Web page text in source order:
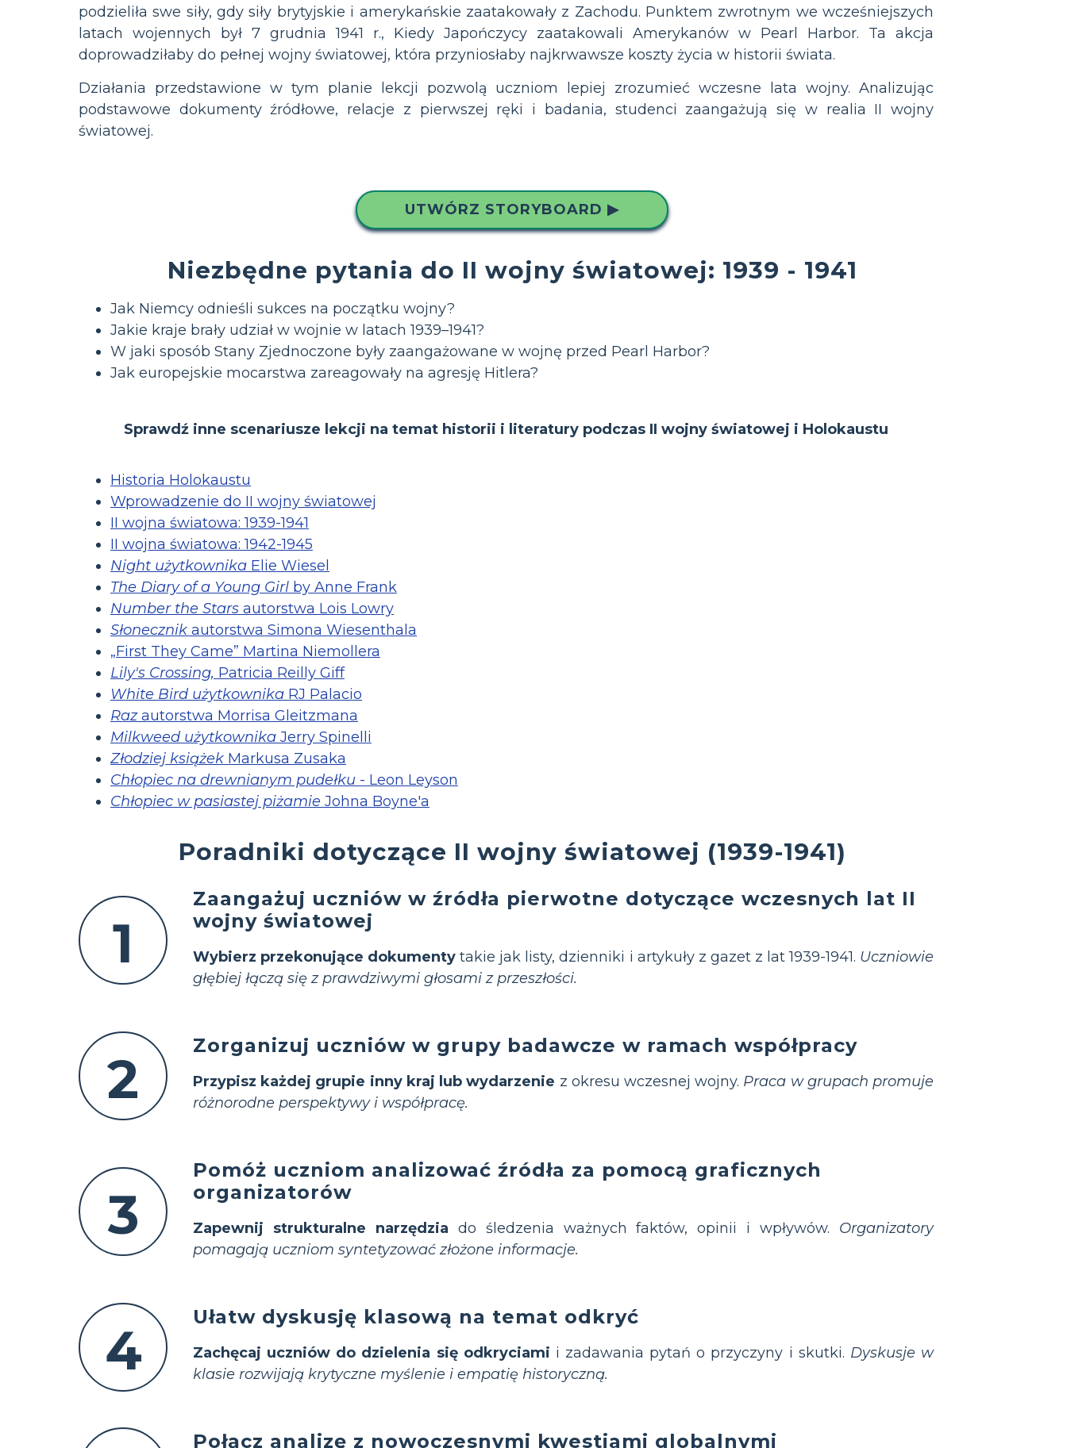
podzieliła swe siły, gdy siły brytyjskie i amerykańskie zaatakowały z Zachodu. Punktem zwrotnym we wcześniejszych
latach wojennych był 7 grudnia 1941 r., Kiedy Japończycy zaatakowali Amerykanów w Pearl Harbor. Ta akcja
doprowadziłaby do pełnej wojny światowej, która przyniosłaby najkrwawsze koszty życia w historii świata.
Działania przedstawione w tym planie lekcji pozwolą uczniom lepiej zrozumieć wczesne lata wojny. Analizując
podstawowe dokumenty źródłowe, relacje z pierwszej ręki i badania, studenci zaangażują się w realia II wojny
światowej.
UTWÓRZ STORYBOARD ▶
Niezbędne pytania do II wojny światowej: 1939 - 1941
Jak Niemcy odnieśli sukces na początku wojny?
Jakie kraje brały udział w wojnie w latach 1939–1941?
W jaki sposób Stany Zjednoczone były zaangażowane w wojnę przed Pearl Harbor?
Jak europejskie mocarstwa zareagowały na agresję Hitlera?
Sprawdź inne scenariusze lekcji na temat historii i literatury podczas II wojny światowej i Holokaustu
Historia Holokaustu
Wprowadzenie do II wojny światowej
II wojna światowa: 1939-1941
II wojna światowa: 1942-1945
Night użytkownika Elie Wiesel
The Diary of a Young Girl by Anne Frank
Number the Stars autorstwa Lois Lowry
Słonecznik autorstwa Simona Wiesenthala
„First They Came” Martina Niemollera
Lily's Crossing, Patricia Reilly Giff
White Bird użytkownika RJ Palacio
Razautorstwa Morrisa Gleitzmana
Milkweed użytkownika Jerry Spinelli
Złodziej książek Markusa Zusaka
Chłopiec na drewnianym pudełku - Leon Leyson
Chłopiec w pasiastej piżamie Johna Boyne'a
Poradniki dotyczące II wojny światowej (1939-1941)
1
Zaangażuj uczniów w źródła pierwotne dotyczące wczesnych lat II
wojny światowej
Wybierz przekonujące dokumenty takie jak listy, dzienniki i artykuły z gazet z lat 1939-1941. Uczniowie
głębiej łączą się z prawdziwymi głosami z przeszłości.
2
Zorganizuj uczniów w grupy badawcze w ramach współpracy
Przypisz każdej grupie inny kraj lub wydarzenie z okresu wczesnej wojny. Praca w grupach promuje
różnorodne perspektywy i współpracę.
3
Pomóż uczniom analizować źródła za pomocą graficznych
organizatorów
Zapewnij strukturalne narzędzia do śledzenia ważnych faktów, opinii i wpływów. Organizatory
pomagają uczniom syntetyzować złożone informacje.
4
Ułatw dyskusję klasową na temat odkryć
Zachęcaj uczniów do dzielenia się odkryciami i zadawania pytań o przyczyny i skutki. Dyskusje w
klasie rozwijają krytyczne myślenie i empatię historyczną.
Połącz analizę z nowoczesnymi kwestiami globalnymi